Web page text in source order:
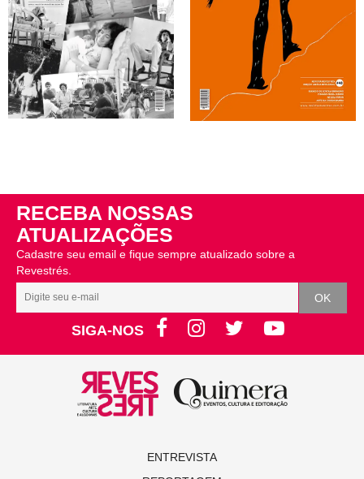
RECEBA NOSSAS
ATUALIZAÇÕES
Cadastre seu email e fique sempre atualizado sobre a
Revestrés.
SIGA-NOS
ENTREVISTA